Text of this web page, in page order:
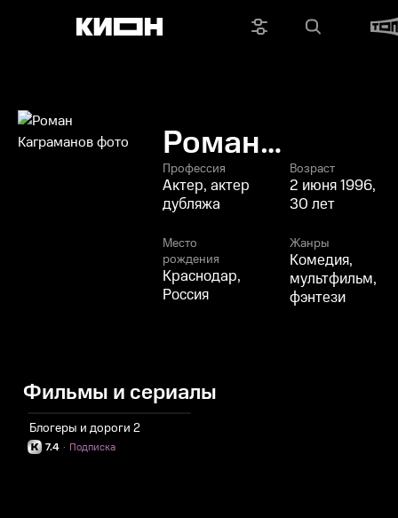
Роман
Каграманов
Профессия
Актер, актер
дубляжа
Возраст
2 июня 1996,
30 лет
Место
рождения
Краснодар,
Россия
Жанры
Комедия,
мультфильм,
фэнтези
Фильмы и сериалы
Блогеры и дороги 2
7.4 Подписка
·